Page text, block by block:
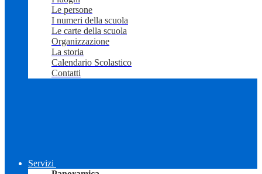
Le persone
I numeri della scuola
Le carte della scuola
Organizzazione
La storia
Calendario Scolastico
Contatti
Servizi